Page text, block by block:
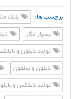
برچسب ها: بانک
بسپار نگار
تولید نایلون و
نایلون و سلفون
تولید نایلکس و